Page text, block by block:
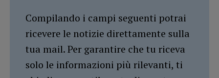
Compilando i campi seguenti potrai
ricevere le notizie direttamente sulla
tua mail. Per garantire che tu riceva
solo le informazioni più rilevanti, ti